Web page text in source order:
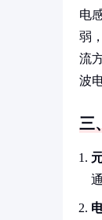
电
弱
流
波
三